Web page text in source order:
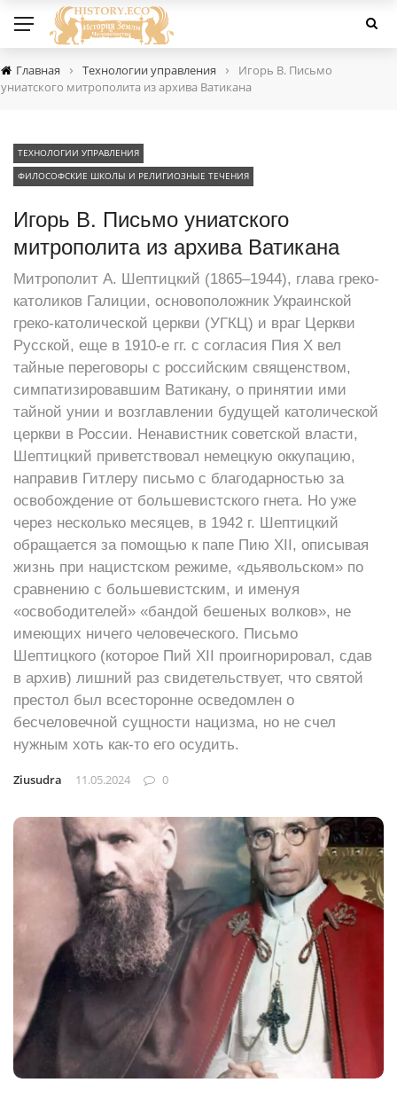
Главная › Технологии управления ›
Игорь В. Письмо
униатского митрополита из архива Ватикана
ТЕХНОЛОГИИ УПРАВЛЕНИЯ
ФИЛОСОФСКИЕ ШКОЛЫ И РЕЛИГИОЗНЫЕ ТЕЧЕНИЯ
Игорь В. Письмо униатского
митрополита из архива Ватикана
Митрополит А. Шептицкий (1865–1944), глава греко-
католиков Галиции, основоположник Украинской
греко-католической церкви (УГКЦ) и враг Церкви
Русской, еще в 1910-е гг. с согласия Пия X вел
тайные переговоры с российским священством,
симпатизировавшим Ватикану, о принятии ими
тайной унии и возглавлении будущей католической
церкви в России. Ненавистник советской власти,
Шептицкий приветствовал немецкую оккупацию,
направив Гитлеру письмо с благодарностью за
освобождение от большевистского гнета. Но уже
через несколько месяцев, в 1942 г. Шептицкий
обращается за помощью к папе Пию XII, описывая
жизнь при нацистском режиме, «дьявольском» по
сравнению с большевистским, и именуя
«освободителей» «бандой бешеных волков», не
имеющих ничего человеческого. Письмо
Шептицкого (которое Пий XII проигнорировал, сдав
в архив) лишний раз свидетельствует, что святой
престол был всесторонне осведомлен о
бесчеловечной сущности нацизма, но не счел
нужным хоть как-то его осудить.
Ziusudra 11.05.2024 0